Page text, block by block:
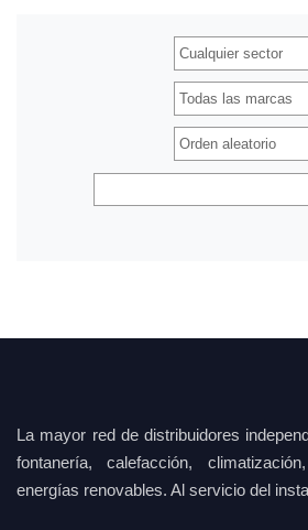
La mayor red de distribuidores
fontanería, calefacción,
energías renovables. Al servicio del